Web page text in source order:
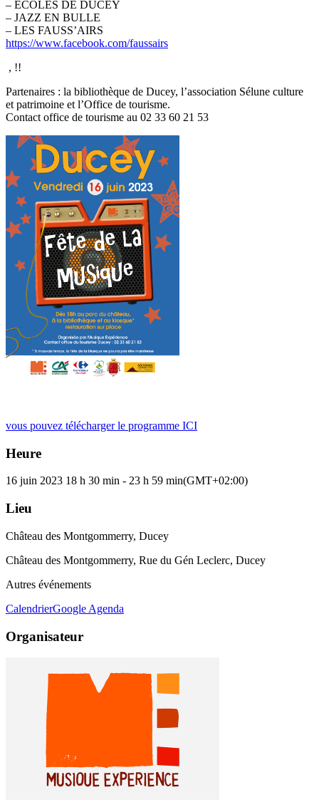
– ECOLES DE DUCEY
– JAZZ EN BULLE
– LES FAUSS’AIRS
https://www.facebook.com/faussairs
, !!
Partenaires : la bibliothèque de Ducey, l’association Sélune culture
et patrimoine et l’Office de tourisme.
Contact office de tourisme au 02 33 60 21 53
vous pouvez télécharger le programme ICI
Heure
16 juin 2023 18 h 30 min - 23 h 59 min(GMT+02:00)
Lieu
Château des Montgommerry, Ducey
Château des Montgommerry, Rue du Gén Leclerc, Ducey
Autres événements
CalendrierGoogle Agenda
Organisateur